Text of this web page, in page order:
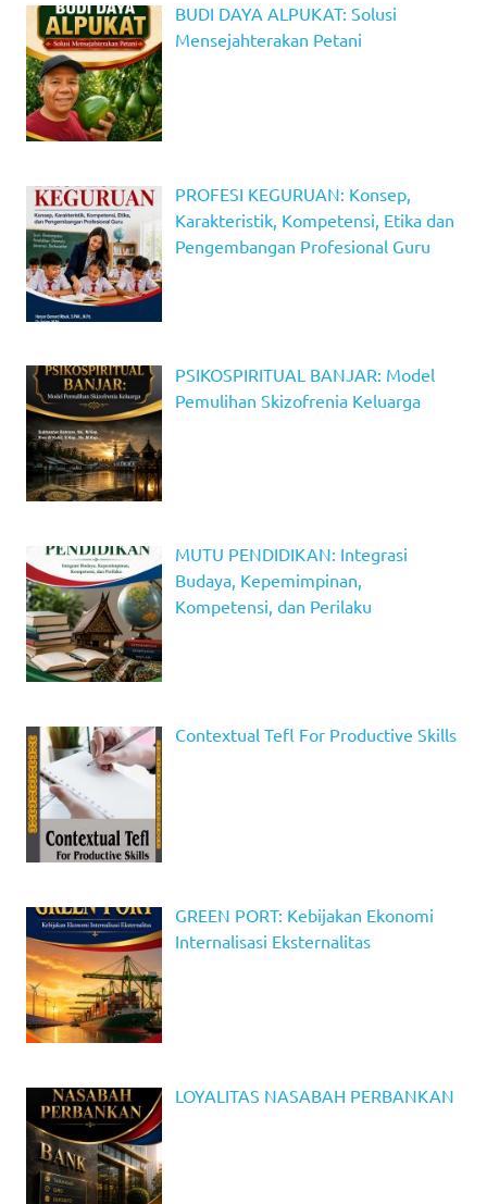
BUDI DAYA ALPUKAT: Solusi
Mensejahterakan Petani
PROFESI KEGURUAN: Konsep,
Karakteristik, Kompetensi, Etika dan
Pengembangan Profesional Guru
PSIKOSPIRITUAL BANJAR: Model
Pemulihan Skizofrenia Keluarga
MUTU PENDIDIKAN: Integrasi
Budaya, Kepemimpinan,
Kompetensi, dan Perilaku
Contextual Tefl For Productive Skills
GREEN PORT: Kebijakan Ekonomi
Internalisasi Eksternalitas
LOYALITAS NASABAH PERBANKAN